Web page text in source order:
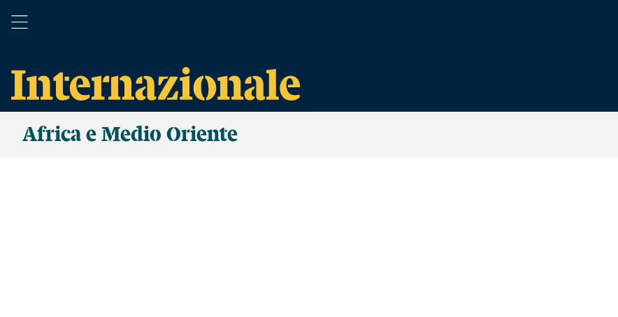
Africa e Medio Oriente